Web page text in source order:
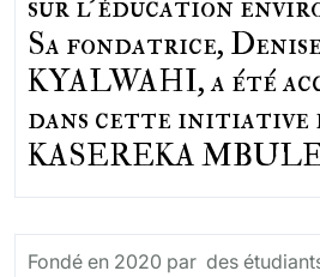
sur l'éducation
Sa fondatrice,
KYALWAHI, a été
dans cette initiative
KASEREKA
Fondé en 2020 par des